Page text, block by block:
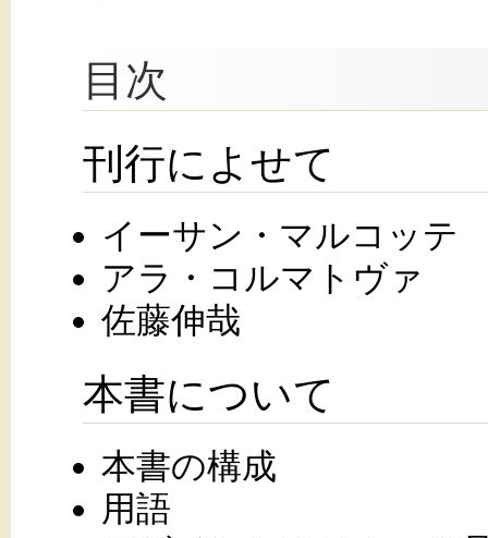
目次
刊行によせて
イーサン・マルコッテ
アラ・コルマトヴァ
佐藤伸哉
本書について
本書の構成
用語